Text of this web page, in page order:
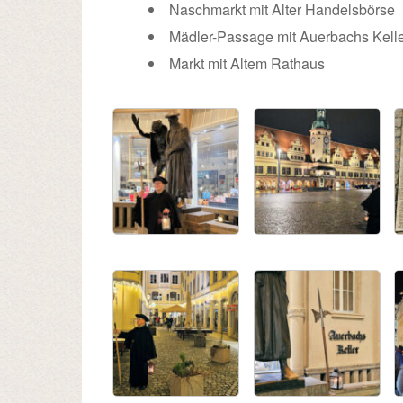
Naschmarkt mit Alter Handelsbörse
Mädler-Passage mit Auerbachs
Markt mit Altem Rathaus